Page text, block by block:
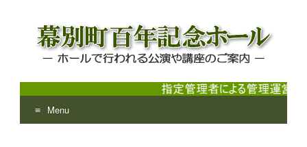
幕別町百年記念ホール
ホールで行われる公演や講座のご案内
Menu